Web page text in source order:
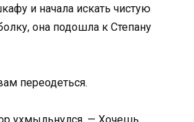
и начала искать чистую
она подошла к Степану
переодеться.